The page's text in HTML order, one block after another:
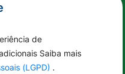
de
Saiba mais
(LGPD) .